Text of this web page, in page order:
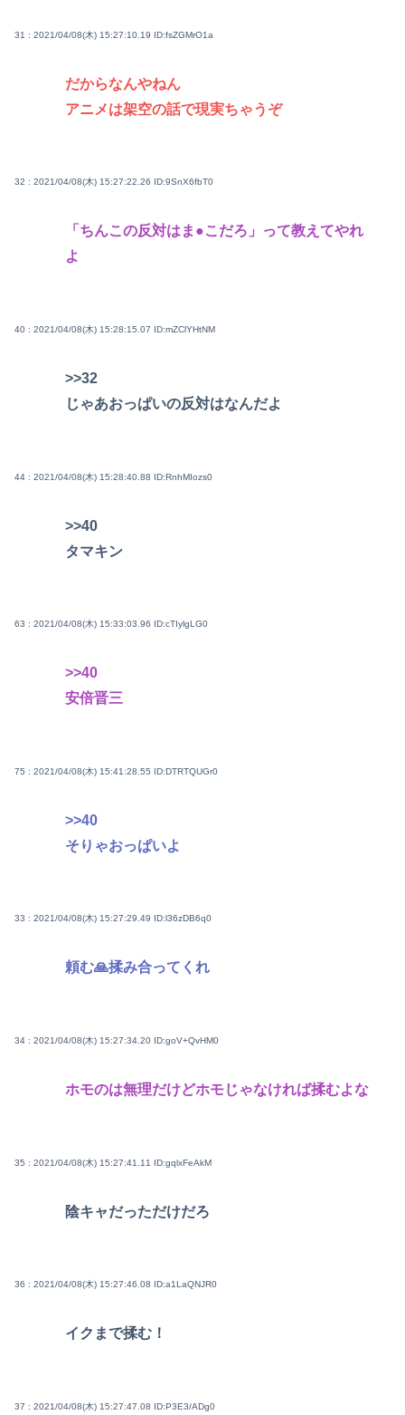
31 : 2021/04/08(木) 15:27:10.19 ID:fsZGMrO1a
だからなんやねん
アニメは架空の話で現実ちゃうぞ
32 : 2021/04/08(木) 15:27:22.26 ID:9SnX6fbT0
「ちんこの反対はま●こだろ」って教えてやれ
よ
40 : 2021/04/08(木) 15:28:15.07 ID:mZClYHtNM
>>32
じゃあおっぱいの反対はなんだよ
44 : 2021/04/08(木) 15:28:40.88 ID:RnhMIozs0
>>40
タマキン
63 : 2021/04/08(木) 15:33:03.96 ID:cTIylgLG0
>>40
安倍晋三
75 : 2021/04/08(木) 15:41:28.55 ID:DTRTQUGr0
>>40
そりゃおっぱいよ
33 : 2021/04/08(木) 15:27:29.49 ID:l36zDB6q0
頼む🙏揉み合ってくれ
34 : 2021/04/08(木) 15:27:34.20 ID:goV+QvHM0
ホモのは無理だけどホモじゃなければ揉むよな
35 : 2021/04/08(木) 15:27:41.11 ID:gqlxFeAkM
陰キャだっただけだろ
36 : 2021/04/08(木) 15:27:46.08 ID:a1LaQNJR0
イクまで揉む！
37 : 2021/04/08(木) 15:27:47.08 ID:P3E3/ADg0